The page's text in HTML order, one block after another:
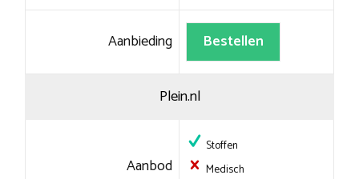
Aanbieding Bestellen
Plein.nl
Aanbod
Stoffen
Medisch